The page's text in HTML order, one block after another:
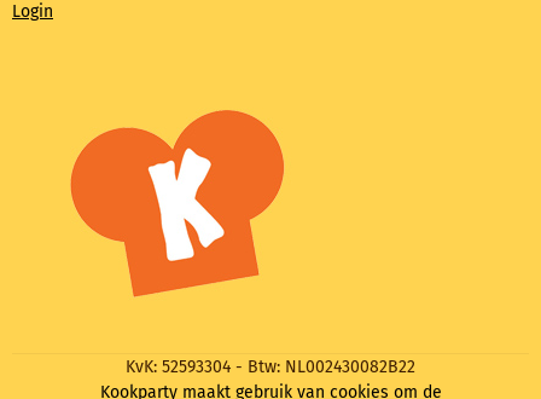
Login
KvK: 52593304 - Btw: NL002430082B22
Kookparty maakt gebruik van cookies om de